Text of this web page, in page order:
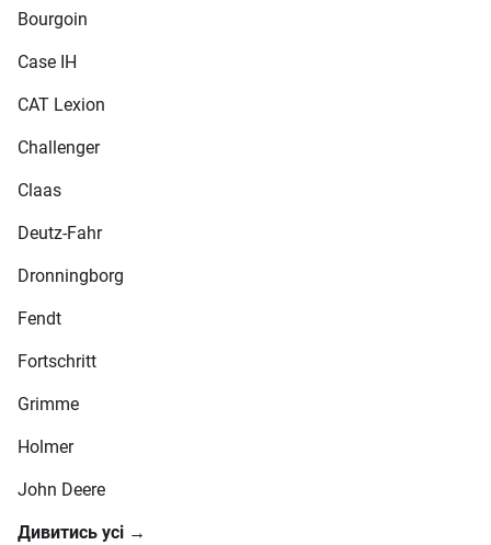
Bourgoin
Case IH
CAT Lexion
Challenger
Claas
Deutz-Fahr
Dronningborg
Fendt
Fortschritt
Grimme
Holmer
John Deere
Дивитись усі →